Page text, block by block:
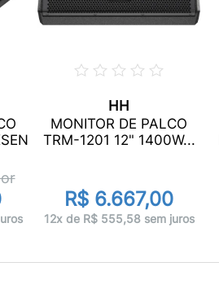
HH
MONITOR DE PALCO
TRM-1201 12" 1400W...
R$ 6.667,00
12x de R$ 555,58 sem juros